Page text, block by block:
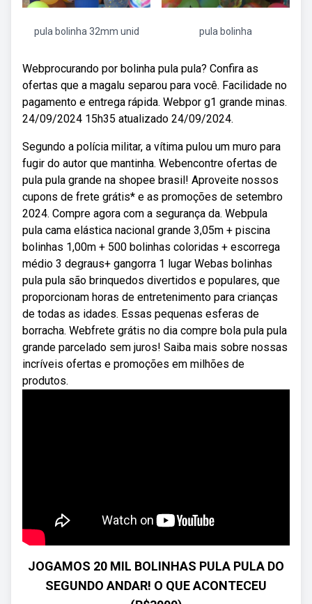
pula bolinha 32mm unid pula bolinha
Webprocurando por bolinha pula pula? Confira as
ofertas que a magalu separou para você. Facilidade no
pagamento e entrega rápida. Webpor g1 grande minas.
24/09/2024 15h35 atualizado 24/09/2024.
Segundo a polícia militar, a vítima pulou um muro para
fugir do autor que mantinha. Webencontre ofertas de
pula pula grande na shopee brasil! Aproveite nossos
cupons de frete grátis* e as promoções de setembro
2024. Compre agora com a segurança da. Webpula
pula cama elástica nacional grande 3,05m + piscina
bolinhas 1,00m + 500 bolinhas coloridas + escorrega
médio 3 degraus+ gangorra 1 lugar Webas bolinhas
pula pula são brinquedos divertidos e populares, que
proporcionam horas de entretenimento para crianças
de todas as idades. Essas pequenas esferas de
borracha. Webfrete grátis no dia compre bola pula pula
grande parcelado sem juros! Saiba mais sobre nossas
incríveis ofertas e promoções em milhões de
produtos.
JOGAMOS 20 MIL BOLINHAS PULA PULA DO
SEGUNDO ANDAR! O QUE ACONTECEU